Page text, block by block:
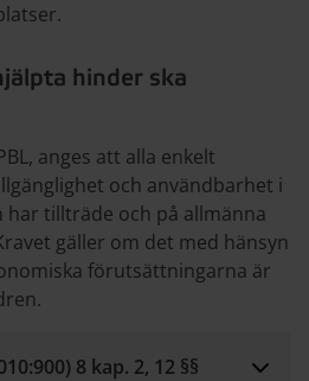
hinder ska
anges att alla enkelt
och användbarhet i
tillträde och på allmänna
gäller om det med hänsyn
förutsättningarna är
8 kap. 2, 12 §§